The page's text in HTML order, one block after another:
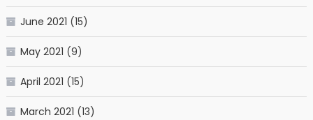
June 2021 (15)
May 2021 (9)
April 2021 (15)
March 2021 (13)